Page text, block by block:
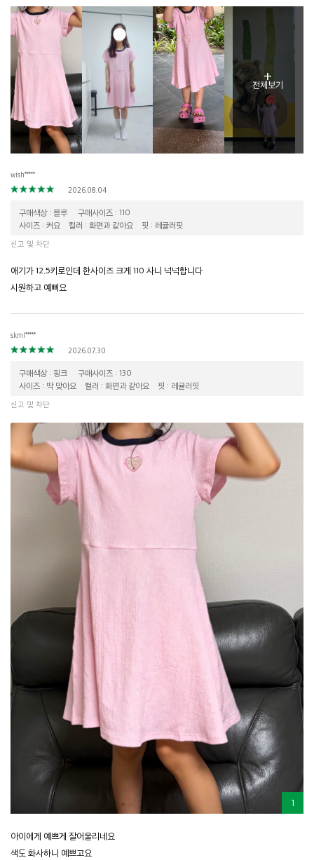
+
전체보기
wish*****
2026.08.04
구매색상 : 블루
구매사이즈 : 110
사이즈 : 커요
컬러 : 화면과 같아요 핏 : 레귤러핏
신고 및 차단
애기가 12.5키로인데 한사이즈 크게 110 사니 넉넉합니다
시원하고 예뻐요
skml*****
2026.07.30
구매색상 : 핑크
구매사이즈 : 130
사이즈 : 딱 맞아요
컬러 : 화면과 같아요 핏 : 레귤러핏
신고 및 차단
1
아이에게 예쁘게 잘어울리네요
색도 화사하니 예쁘고요